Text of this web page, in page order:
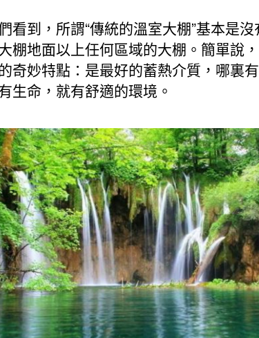
看到，所謂“傳統的溫室大棚”基本是
棚地面以上任何區域的大棚。簡單說
奇妙特點：是最好的蓄熱介質，哪裏
生命，就有舒適的環境。